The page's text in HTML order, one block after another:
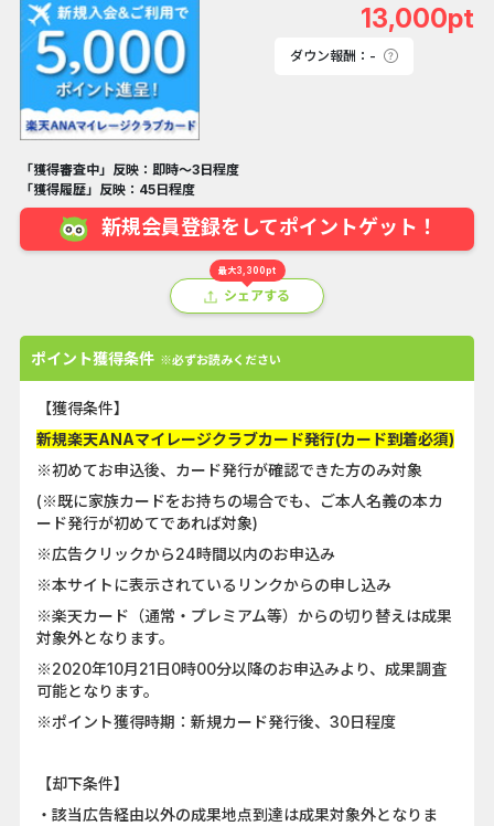
13,000pt
ダウン報酬：-
「獲得審査中」反映：即時～3日程度
「獲得履歴」反映：45日程度
新規会員登録をしてポイントゲット！
最大3,300pt
シェアする
ポイント獲得条件 ※必ずお読みください
【獲得条件】
新規楽天ANAマイレージクラブカード発行(カード到着必須)
※初めてお申込後、カード発行が確認できた方のみ対象
(※既に家族カードをお持ちの場合でも、ご本人名義の本カ
ード発行が初めてであれば対象)
※広告クリックから24時間以内のお申込み
※本サイトに表示されているリンクからの申し込み
※楽天カード（通常・プレミアム等）からの切り替えは成果
対象外となります。
※2020年10月21日0時00分以降のお申込みより、成果調査
可能となります。
※ポイント獲得時期：新規カード発行後、30日程度
【却下条件】
・該当広告経由以外の成果地点到達は成果対象外となりま